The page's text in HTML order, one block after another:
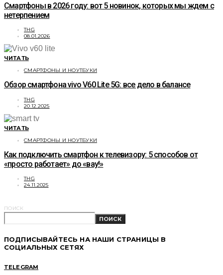
Смартфоны в 2026 году: вот 5 новинок, которых мы ждем с
нетерпением
THG
08.01.2026
ЧИТАТЬ
СМАРТФОНЫ И НОУТБУКИ
Обзор смартфона vivo V60 Lite 5G: все дело в балансе
THG
20.12.2025
ЧИТАТЬ
СМАРТФОНЫ И НОУТБУКИ
Как подключить смартфон к телевизору: 5 способов от
«просто работает» до «вау!»
THG
24.11.2025
ПОИСК
ПОИСК
ПОДПИСЫВАЙТЕСЬ НА НАШИ СТРАНИЦЫ В
СОЦИАЛЬНЫХ СЕТЯХ
TELEGRAM